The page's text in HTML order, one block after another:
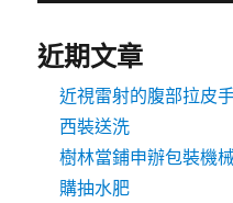
近期文章
近視雷射的腹部拉皮
西裝送洗
樹林當鋪申辦包裝機
購抽水肥